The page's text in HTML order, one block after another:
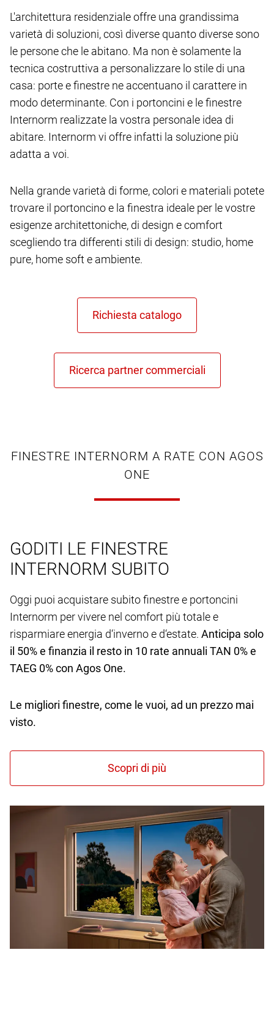
L'architettura residenziale offre una grandissima
varietà di soluzioni, così diverse quanto diverse sono
le persone che le abitano. Ma non è solamente la
tecnica costruttiva a personalizzare lo stile di una
casa: porte e finestre ne accentuano il carattere in
modo determinante. Con i portoncini e le finestre
Internorm realizzate la vostra personale idea di
abitare. Internorm vi offre infatti la soluzione più
adatta a voi.
Nella grande varietà di forme, colori e materiali potete
trovare il portoncino e la finestra ideale per le vostre
esigenze architettoniche, di design e comfort
scegliendo tra differenti stili di design: studio, home
pure, home soft e ambiente.
FINESTRE INTERNORM A RATE CON AGOS
ONE
GODITI LE FINESTRE
INTERNORM SUBITO
Oggi puoi acquistare subito finestre e portoncini
Internorm per vivere nel comfort più totale e
risparmiare energia d‘inverno e d‘estate. Anticipa solo
il 50% e finanzia il resto in 10 rate annuali TAN 0% e
TAEG 0% con Agos One.
Le migliori finestre, come le vuoi, ad un prezzo mai
visto.